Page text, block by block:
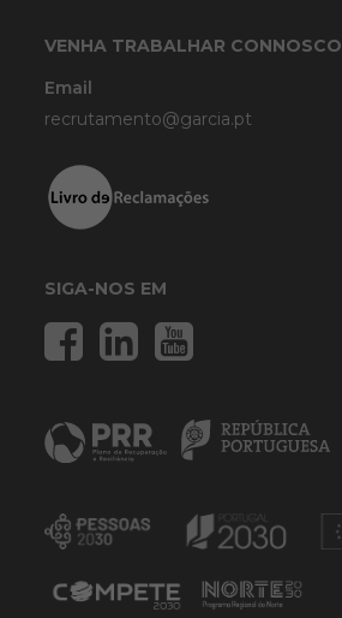
VENHA TRABALHAR CONNOSCO
Email
recrutamento@garcia.pt
SIGA-NOS EM